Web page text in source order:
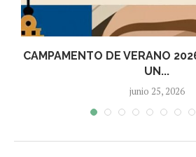
CAMPAMENTO DE VERANO
UN...
junio 25, 2026